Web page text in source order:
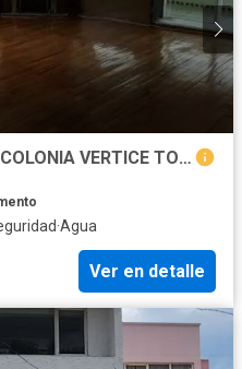
RENTA DE PENTHOUSE EN COLONIA VERTICE TOLUCA
·Agua
Ver en detalle